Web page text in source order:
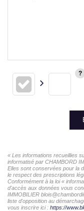
« Les informations recueillies
informatisé par CHAMBORD
Elles sont conservées pour la
le respect des prescriptions
Conformément à la loi «
d'accès aux données vous
IMMOBILIER
liste d'opposition au
vous inscrire ici : https://